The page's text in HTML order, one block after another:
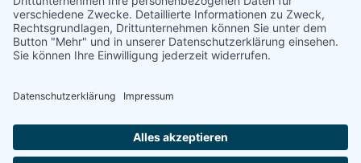
Angebot anfordern:
WhatsApp Telegram